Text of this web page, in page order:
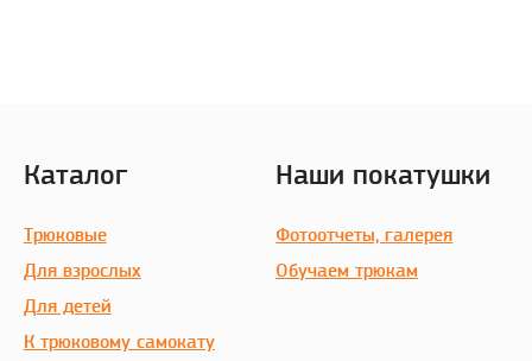
Каталог
Трюковые
Для взрослых
Для детей
К трюковому самокату
Наши покатушки
Фотоотчеты, галерея
Обучаем трюкам